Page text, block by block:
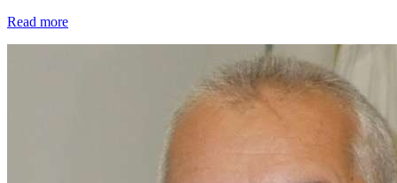
Read more